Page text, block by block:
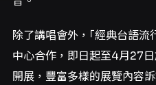
除了講唱會外，｢經典台語流
中心合作，即日起至4月27
開展，豐富多樣的展覽內容